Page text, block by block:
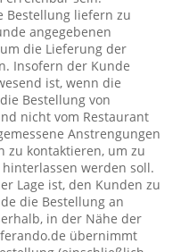
Bestellung liefern zu
angegebenen
die Lieferung der
Insofern der Kunde
ist, wenn die
Bestellung von
nicht vom Restaurant
Anstrengungen
zu kontaktieren, um zu
werden soll.
Lage ist, den Kunden zu
die Bestellung an
in der Nähe der
übernimmt